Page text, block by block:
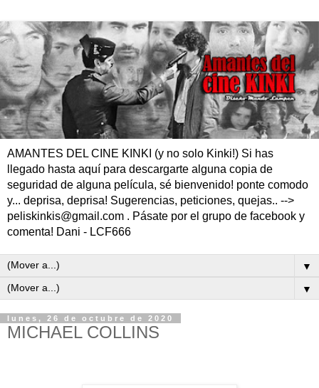
AMANTES DEL CINE KINKI (y no solo Kinki!) Si has
llegado hasta aquí para descargarte alguna copia de
seguridad de alguna película, sé bienvenido! ponte comodo
y... deprisa, deprisa! Sugerencias, peticiones, quejas.. -->
peliskinkis@gmail.com . Pásate por el grupo de facebook y
comenta! Dani - LCF666
▼
▼
lunes, 26 de octubre de 2020
MICHAEL COLLINS